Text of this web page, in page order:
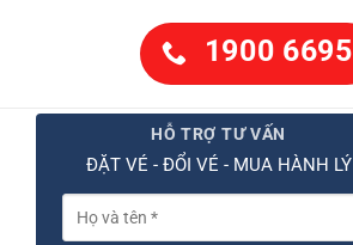
1900 6695
HỖ TRỢ TƯ VẤN
ĐẶT VÉ - ĐỔI VÉ - MUA HÀNH LÝ